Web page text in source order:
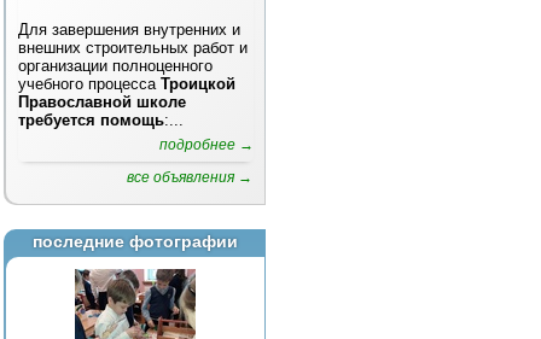
Для завершения внутренних и
внешних строительных работ и
организации полноценного
учебного процесса Троицкой
Православной школе
требуется помощь:...
подробнее →
все объявления →
последние фотографии